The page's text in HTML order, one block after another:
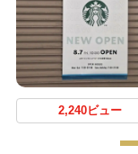
2,240ビュー